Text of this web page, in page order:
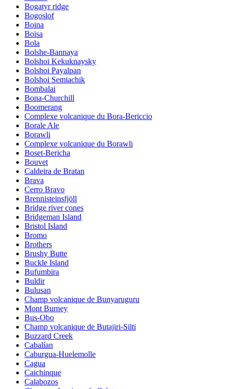
Bogatyr ridge
Bogoslof
Boina
Boisa
Bola
Bolshe-Bannaya
Bolshoi Kekuknaysky
Bolshoi Payalpan
Bolshoi Semiachik
Bombalai
Bona-Churchill
Boomerang
Complexe volcanique du Bora-Bericcio
Borale Ale
Borawli
Complexe volcanique du Borawli
Boset-Bericha
Bouvet
Caldeira de Bratan
Brava
Cerro Bravo
Brennisteinsfjöll
Bridge river cones
Bridgeman Island
Bristol Island
Bromo
Brothers
Brushy Butte
Buckle Island
Bufumbira
Buldir
Bulusan
Champ volcanique de Bunyaruguru
Mont Burney
Bus-Obo
Champ volcanique de Butajiri-Silti
Buzzard Creek
Cabalían
Caburgua-Huelemolle
Cagua
Caichinque
Calabozos